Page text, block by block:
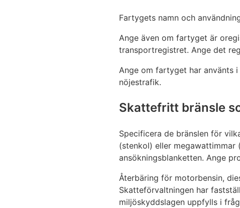
Fartygets namn och
Ange även om fartyget är
transportregistret. Ange det
Ange om fartyget har använts
nöjestrafik.
Skattefritt bränsle
Specificera de bränslen för
(stenkol) eller
ansökningsblanketten. Ange
Återbäring för motorbensin,
Skatteförvaltningen har
miljöskyddslagen uppfylls i